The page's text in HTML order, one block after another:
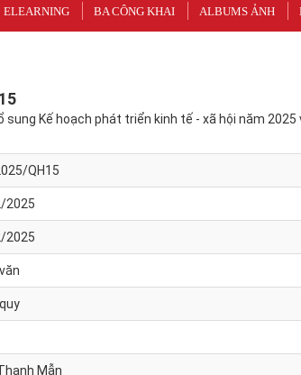
ELEARNING BA CÔNG KHAI ALBUMS ẢNH
sung Kế hoạch phát triển kinh tế - xã hội năm
QH15
2025
2025
Mẫn